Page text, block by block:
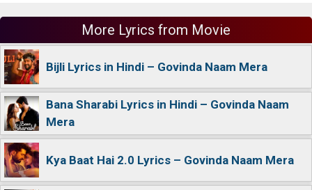
More Lyrics from Movie
Bijli Lyrics in Hindi – Govinda Naam Mera
Bana Sharabi Lyrics in Hindi – Govinda Naam
Mera
Kya Baat Hai 2.0 Lyrics – Govinda Naam Mera